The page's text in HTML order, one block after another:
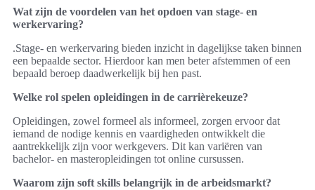
Wat zijn de voordelen van het opdoen van stage- en
werkervaring?
.Stage- en werkervaring bieden inzicht in dagelijkse taken binnen
een bepaalde sector. Hierdoor kan men beter afstemmen of een
bepaald beroep daadwerkelijk bij hen past.
Welke rol spelen opleidingen in de carrièrekeuze?
Opleidingen, zowel formeel als informeel, zorgen ervoor dat
iemand de nodige kennis en vaardigheden ontwikkelt die
aantrekkelijk zijn voor werkgevers. Dit kan variëren van
bachelor- en masteropleidingen tot online cursussen.
Waarom zijn soft skills belangrijk in de arbeidsmarkt?